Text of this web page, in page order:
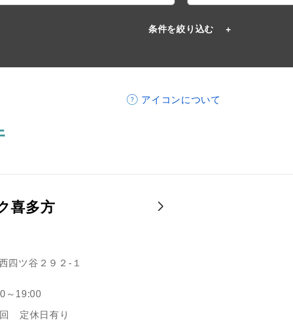
条件を絞り込む
アイコンについて
喜多方
四ツ谷２９２‐１
～19:00
回 定休日有り